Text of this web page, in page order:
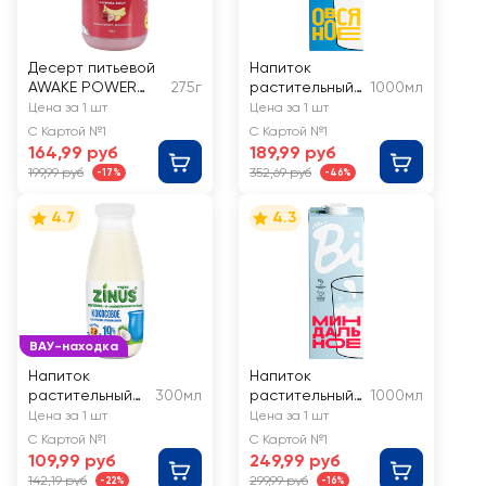
Десерт питьевой
AWAKE POWER
Кокосовый
Клубника, банан,
без змж
275г
Цена за 1 шт
С Картой №1
164,99 руб
199,99 руб -17%
Напиток
растительный
пастеризованн
ый TAKE A BITE
Овсяный
1000мл
Цена за 1 шт
С Картой №1
189,99 руб
352,69 руб -46%
ВАУ-находка
4.7
Напиток
растительный
ZINUS VEGAN
Кокосовое 19%,
с змж
300мл
Цена за 1 шт
С Картой №1
109,99 руб
142,19 руб -22%
4.3
Напиток
растительный
пастеризованн
ый TAKE A BITE
Миндальный
1000мл
Цена за 1 шт
С Картой №1
249,99 руб
299,99 руб -16%